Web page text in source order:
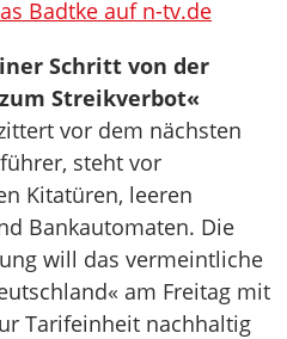
Badtke auf n-tv.de
Schritt von der
Streikverbot«
vor dem nächsten
steht vor
Kitatüren, leeren
Bankautomaten. Die
will das vermeintliche
am Freitag mit
Tarifeinheit nachhaltig